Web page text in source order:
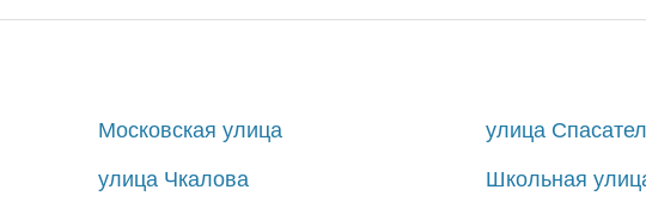
Московская улица улица
улица Чкалова Школьная